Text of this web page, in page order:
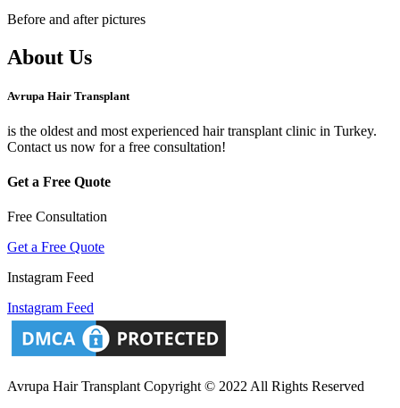
Before and after pictures
About Us
Avrupa Hair Transplant
is the oldest and most experienced hair transplant clinic in Turkey.
Contact us now for a free consultation!
Get a Free Quote
Free Consultation
Get a Free Quote
Instagram Feed
Instagram Feed
Avrupa Hair Transplant Copyright © 2022 All Rights Reserved